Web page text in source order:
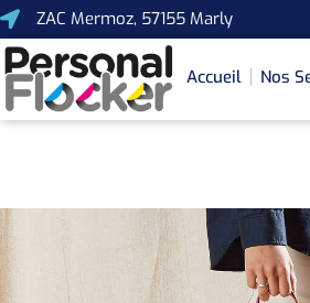
ZAC Mermoz, 57155 Marly
Accueil Nos